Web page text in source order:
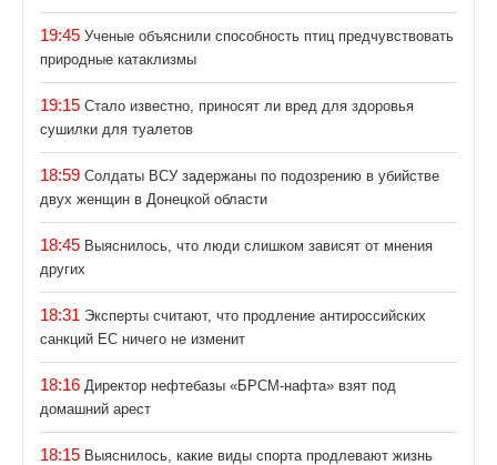
19:45 Ученые объяснили способность птиц предчувствовать
природные катаклизмы
19:15 Стало известно, приносят ли вред для здоровья
сушилки для туалетов
18:59 Солдаты ВСУ задержаны по подозрению в убийстве
двух женщин в Донецкой области
18:45 Выяснилось, что люди слишком зависят от мнения
других
18:31 Эксперты считают, что продление антироссийских
санкций ЕС ничего не изменит
18:16 Директор нефтебазы «БРСМ-нафта» взят под
домашний арест
18:15 Выяснилось, какие виды спорта продлевают жизнь